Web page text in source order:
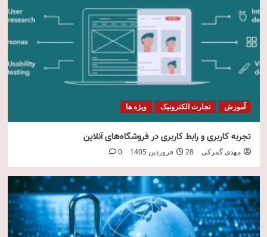
5
امنیت فناوری اطلاعات
آموزش تجارت الکترونیک ویژه ها
تجربه کاربری و رابط کاربری در فروشگاه‌های آنلاین
مهدی گمرکی 28 فروردین 1405 0